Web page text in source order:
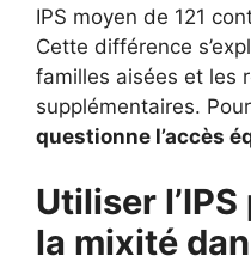
IPS moyen de 121
Cette différence
familles aisées et les
supplémentaires.
questionne l’accès
Utiliser
la mixité